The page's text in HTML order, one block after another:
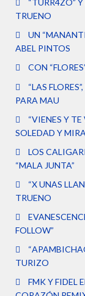
“TURR4ZO”
TRUENO
UN
ABEL PINTOS
CON
“LAS
PARA MAU
“VIENES Y TE
SOLEDAD Y
LOS
“MALA JUNTA”
“X UNAS
TRUENO
FOLLOW”
TURIZO
FMK Y FIDEL